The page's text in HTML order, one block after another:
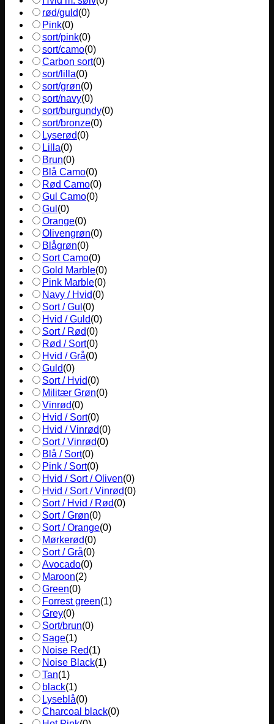
rød/guld(0)
Pink(0)
sort/pink(0)
sort/camo(0)
Carbon sort(0)
sort/lilla(0)
sort/grøn(0)
sort/navy(0)
sort/burgundy(0)
sort/bronze(0)
Lyserød(0)
Lilla(0)
Brun(0)
Blå Camo(0)
Rød Camo(0)
Gul Camo(0)
Gul (0)
Orange(0)
Olivengrøn(0)
Blågrøn(0)
Sort Camo(0)
Gold Marble(0)
Pink Marble(0)
Navy / Hvid(0)
Sort / Gul (0)
Hvid / Guld(0)
Sort / Rød(0)
Rød / Sort(0)
Hvid / Grå(0)
Guld(0)
Sort / Hvid(0)
Militær Grøn(0)
Vinrød(0)
Hvid / Sort(0)
Hvid / Vinrød(0)
Sort / Vinrød(0)
Blå / Sort(0)
Pink / Sort(0)
Hvid / Sort / Oliven(0)
Hvid / Sort / Vinrød(0)
Sort / Hvid / Rød(0)
Sort / Grøn(0)
Sort / Orange(0)
Mørkerød(0)
Sort / Grå(0)
Avocado(0)
Maroon(2)
Green(0)
Forrest green(1)
Grey(0)
Sort/brun(0)
Sage(1)
Noise Red(1)
Noise Black(1)
Tan(1)
black(1)
Lyseblå(0)
Charcoal black(0)